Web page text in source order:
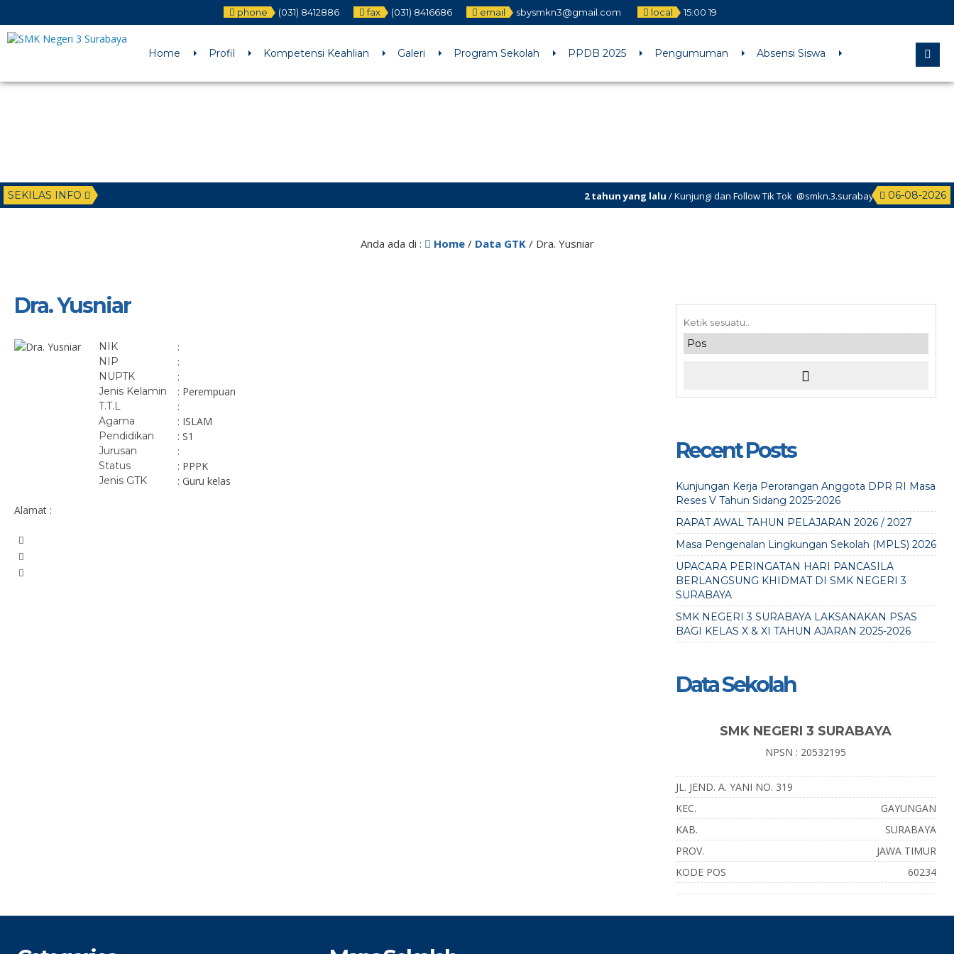
: Function WP_Dependencies->add_data() was called with an argument that is deprecatedsince version 6.9.0! IE conditional comments are ignored by all supported browsers. in
/home/u6225882/public_html/wp-includes/functions.php
phone (031) 8412886 fax (031) 8416686 email sbysmkn3@gmail.com local 15:00 19
Home Profil Kompetensi Keahlian Galeri Program Sekolah PPDB 2025 Pengumuman Absensi Siswa
SEKILAS INFO 06-08-2026
2 tahun yang lalu/ Kunjungi dan Follow Tik Tok @smkn.3.surabaya untuk info info
Anda ada di : Home/ Data GTK/ Dra. Yusniar
Dra. Yusniar
NIK :
NIP :
NUPTK :
Jenis Kelamin : Perempuan
T.T.L :
Agama : ISLAM
Pendidikan : S1
Jurusan :
Status : PPPK
Jenis GTK : Guru kelas
Alamat :
Recent Posts
Kunjungan Kerja Perorangan Anggota DPR RI Masa
Reses V Tahun Sidang 2025-2026
RAPAT AWAL TAHUN PELAJARAN 2026 / 2027
Masa Pengenalan Lingkungan Sekolah (MPLS) 2026
UPACARA PERINGATAN HARI PANCASILA
BERLANGSUNG KHIDMAT DI SMK NEGERI 3
SURABAYA
SMK NEGERI 3 SURABAYA LAKSANAKAN PSAS
BAGI KELAS X & XI TAHUN AJARAN 2025-2026
Data Sekolah
SMK NEGERI 3 SURABAYA
NPSN : 20532195
JL. JEND. A. YANI NO. 319
KEC.
GAYUNGAN
KAB.
SURABAYA
PROV.
JAWA TIMUR
KODE POS
60234